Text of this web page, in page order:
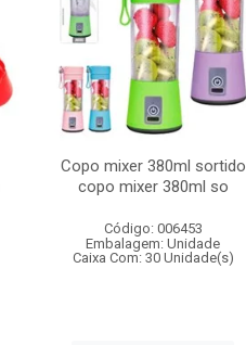
Copo mixer 380ml sortido
copo mixer 380ml so
Código: 006453
Embalagem: Unidade
Caixa Com: 30 Unidade(s)